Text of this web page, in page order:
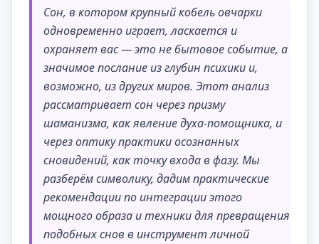
Сон, в котором крупный кобель овчарки
одновременно играет, ласкается и
охраняет вас — это не бытовое событие, а
значимое послание из глубин психики и,
возможно, из других миров. Этот анализ
рассматривает сон через призму
шаманизма, как явление духа-помощника, и
через оптику практики осознанных
сновидений, как точку входа в фазу. Мы
разберём символику, дадим практические
рекомендации по интеграции этого
мощного образа и техники для превращения
подобных снов в инструмент личной